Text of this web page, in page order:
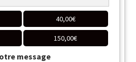
40,00€
150,00€
message